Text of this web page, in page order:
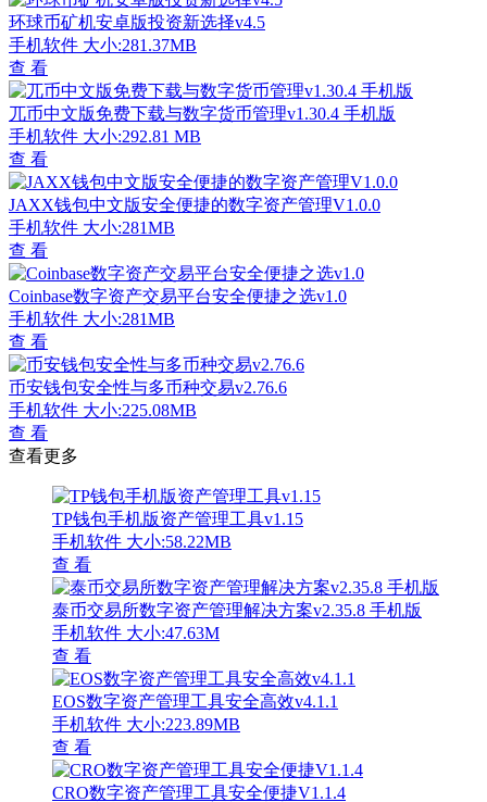
环球币矿机安卓版投资新选择v4.5
手机软件 大小:281.37MB
查 看
兀币中文版免费下载与数字货币管理v1.30.4 手机版
手机软件 大小:292.81 MB
查 看
JAXX钱包中文版安全便捷的数字资产管理V1.0.0
手机软件 大小:281MB
查 看
Coinbase数字资产交易平台安全便捷之选v1.0
手机软件 大小:281MB
查 看
币安钱包安全性与多币种交易v2.76.6
手机软件 大小:225.08MB
查 看
查看更多
TP钱包手机版资产管理工具v1.15
手机软件 大小:58.22MB
查 看
泰币交易所数字资产管理解决方案v2.35.8 手机版
手机软件 大小:47.63M
查 看
EOS数字资产管理工具安全高效v4.1.1
手机软件 大小:223.89MB
查 看
CRO数字资产管理工具安全便捷V1.1.4